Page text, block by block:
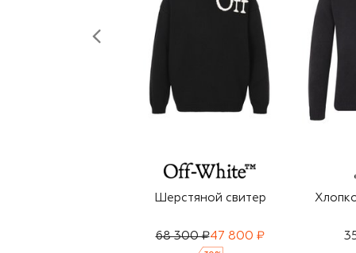
Шерстяной свитер
68 300 ₽47 800 ₽